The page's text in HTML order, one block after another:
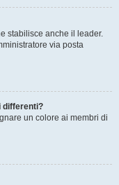
stabilisce anche il leader.
via posta
differenti?
un colore ai membri di